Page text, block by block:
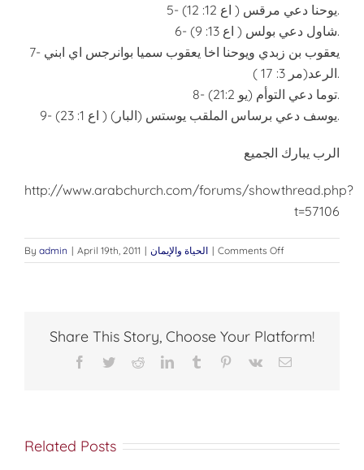
5- يوحنا دعي مرقس ( اع 12: 12).
6- شاول دعي بولس ( اع 13: 9).
7- يعقوب بن زبدي ويوحنا اخا يعقوب سميا بوانرجس اي ابني
الرعد(مر 3: 17 ).
8- توما دعي التوأم (يو 21:2).
9- يوسف دعي برساس الملقب يوستس (البار) ( اع 1: 23).
الرب يبارك الجميع
http://www.arabchurch.com/forums/showthread.php?
t=57106
By admin | April 19th, 2011 | الحياة والإيمان | Comments Offon
هل
هم
أخوة
Share This Story, Choose Your Platform!
Facebook
TwitterRedditLinkedInTumblr Pinterest
Vk Email
Related Posts